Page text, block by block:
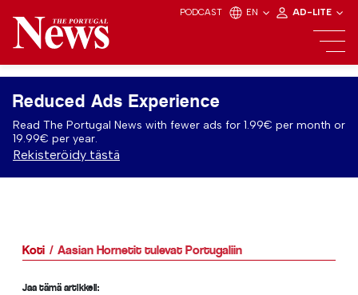
PODCAST EN AD-LITE
Reduced Ads Experience
Read The Portugal News with fewer ads for 1.99€ per month or
19.99€ per year.
Rekisteröidy tästä
Koti Aasian Hornetit tulevat Portugaliin
Jaa tämä artikkeli: